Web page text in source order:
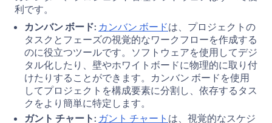
利です。
カンバン ボード: カンバン ボードは、プロジェクトの
タスクとフェーズの視覚的なワークフローを作成する
のに役立つツールです。ソフトウェアを使用してデジ
タル化したり、壁やホワイトボードに物理的に取り付
けたりすることができます。カンバン ボードを使用
してプロジェクトを構成要素に分割し、依存するタス
クをより簡単に特定します。
ガント チャート: ガント チャート は、視覚的なスケジ